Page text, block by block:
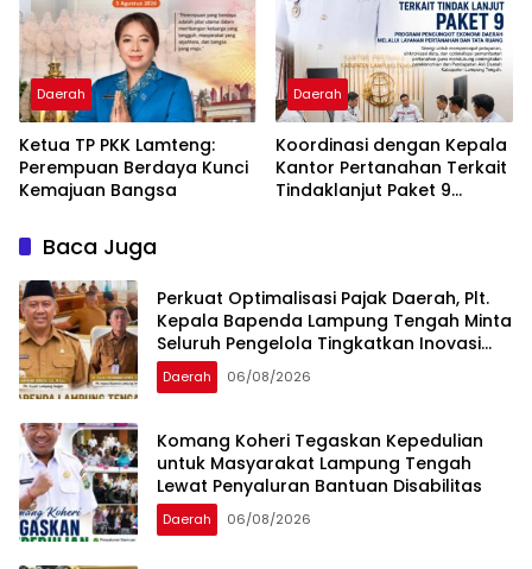
Daerah
Ketua TP PKK Lamteng:
Perempuan Berdaya Kunci
Kemajuan Bangsa
Daerah
Koordinasi dengan Kepala
Kantor Pertanahan Terkait
Tindaklanjut Paket 9
Baca Juga
Perkuat Optimalisasi Pajak Daerah, Plt.
Kepala Bapenda Lampung Tengah Minta
Seluruh Pengelola Tingkatkan Inovasi
dan Efektivitas Kinerja
Daerah 06/08/2026
Komang Koheri Tegaskan Kepedulian
untuk Masyarakat Lampung Tengah
Lewat Penyaluran Bantuan Disabilitas
Daerah 06/08/2026